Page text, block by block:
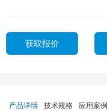
获取报价
产品详情 技术规格 应用案例